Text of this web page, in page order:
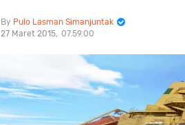
Pulo Lasman Simanjuntak
27 Maret 2015 07.59.00